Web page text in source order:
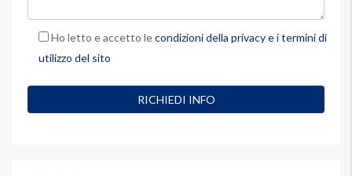
Ho letto e accetto lecondizioni della privacy e i termini di
utilizzo del sito